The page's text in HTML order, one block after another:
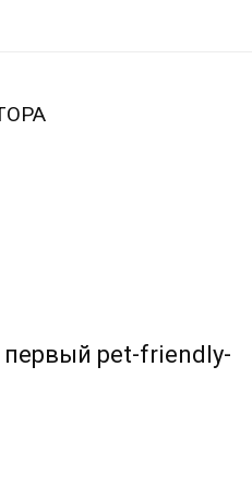
pet-friendly-